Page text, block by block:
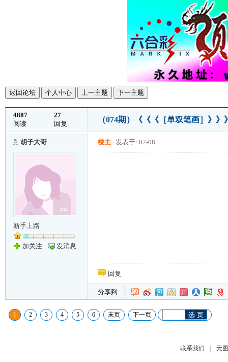
返回论坛 个人中心 上一主题 下一主题
4887
阅读
27
回复
（074期）《《《［单双笔画］》
胡子大哥
新手上路
加关注 发消息
楼主 发表于: 07-08
回复
分享到
1 2 3 4 5 6 末页 下一页 选 页
联系我们 | 无